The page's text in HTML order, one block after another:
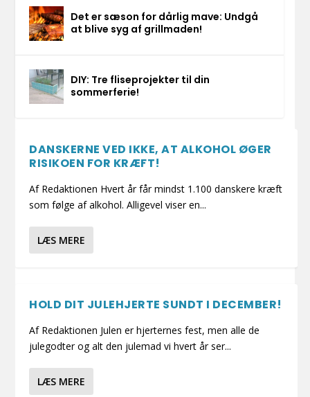
Det er sæson for dårlig mave: Undgå
at blive syg af grillmaden!
DIY: Tre fliseprojekter til din
sommerferie!
DANSKERNE VED IKKE, AT ALKOHOL ØGER
RISIKOEN FOR KRÆFT!
Af Redaktionen Hvert år får mindst 1.100 danskere kræft
som følge af alkohol. Alligevel viser en...
LÆS MERE
HOLD DIT JULEHJERTE SUNDT I DECEMBER!
Af Redaktionen Julen er hjerternes fest, men alle de
julegodter og alt den julemad vi hvert år ser...
LÆS MERE